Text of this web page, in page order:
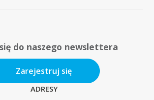
do naszego newslettera
Zarejestruj się
ADRESY